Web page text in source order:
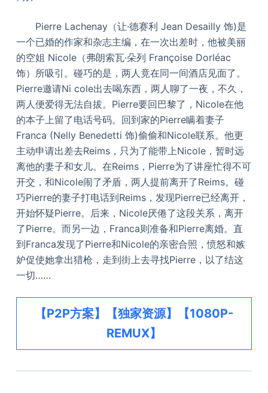
Pierre Lachenay（让·德赛利 Jean Desailly 饰)是
一个已婚的作家和杂志主编，在一次出差时，他被美丽
的空姐 Nicole（弗朗索瓦·朵列 Françoise Dorléac
饰）所吸引。碰巧的是，两人竟在同一间酒店见面了。
Pierre邀请Ni cole出去喝东西，两人聊了一夜，不久，
两人便爱得无法自拔。Pierre要回巴黎了，Nicole在他
的本子上留了电话号码。回到家的Pierre瞒着妻子
Franca (Nelly Benedetti 饰)偷偷和Nicole联系。他更
主动申请出差去Reims，只为了能带上Nicole，暂时远
离他的妻子和女儿。在Reims，Pierre为了讲座忙得不可
开交，和Nicole闹了矛盾，两人提前离开了Reims。碰
巧Pierre的妻子打电话到Reims，发现Pierre已经离开，
开始怀疑Pierre。后来，Nicole厌倦了这段关系，离开
了Pierre。而另一边，Franca则准备和Pierre离婚。直
到Franca发现了Pierre和Nicole的亲密合照，愤怒和嫉
妒促使她拿出猎枪，走到街上去寻找Pierre，以了结这
一切……
【P2P方案】【独家资源】【1080P-
REMUX】